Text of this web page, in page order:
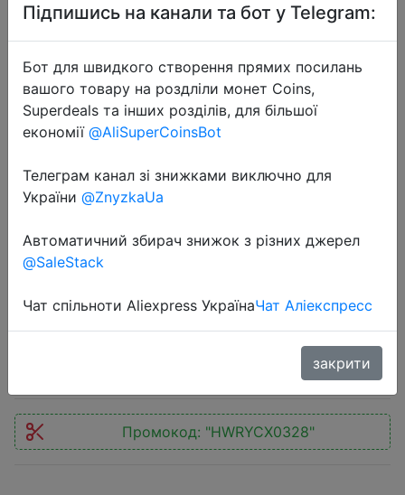
Huawei Honor Monster Вкладные
Наушники AM15 поддершка
Промокод: "HWRYCX0328"
Підпишись на канали та бот у Telegram:
Бот для швидкого створення прямих посилань
вашого товару на роздліли монет Coins,
Superdeals та інших розділів, для більшої
економії @AliSuperCoinsBot
Телеграм канал зі знижками виключно для
України @ZnyzkaUa
Автоматичний збирач знижок з різних джерел
@SaleStack
Чат спільноти Aliexpress УкраїнаЧат Аліекспресс
закрити